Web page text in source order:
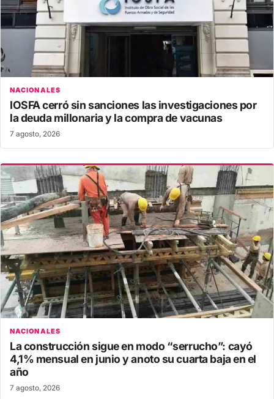
NACIONALES
IOSFA cerró sin sanciones las investigaciones por
la deuda millonaria y la compra de vacunas
7 agosto, 2026
NACIONALES
La construcción sigue en modo “serrucho”: cayó
4,1% mensual en junio y anoto su cuarta baja en el
año
7 agosto, 2026